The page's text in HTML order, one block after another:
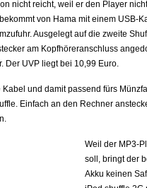
nicht reicht, weil er den Player
von Hama mit einem USB-
Ausgelegt auf die zweite
am Kopfhöreranschluss
Der UVP liegt bei 10,99 Euro.
und damit passend fürs
Einfach an den Rechner
Weil der MP3-
soll, bringt der
Akku keinen